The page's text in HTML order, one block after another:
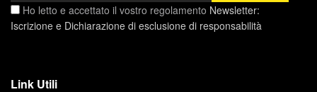
Ho letto e accettato il vostro regolamento Newsletter:
Iscrizione e Dichiarazione di esclusione di responsabilità
Link Utili